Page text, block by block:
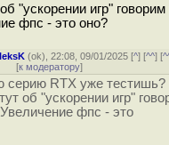
"ускорении игр"
фпс - это оно?
(ok), 22:08, 09/01/2025 [^] [^^] [
[к модератору]
серию RTX уже тестишь?
об "ускорении игр"
фпс - это